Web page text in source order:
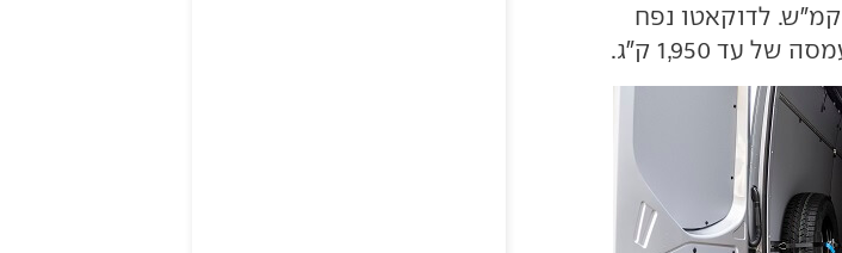
קג"מ ומהירות המירבית מוגבלת ל-100 קמ"ש. לדוקאטו נפח